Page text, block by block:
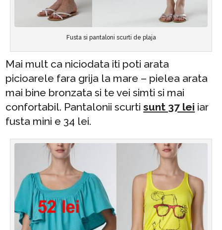
Fusta si pantaloni scurti de plaja
Mai mult ca niciodata iti poti arata
picioarele fara grija la mare – pielea arata
mai bine bronzata si te vei simti si mai
confortabil. Pantalonii scurtisunt 37 lei iar
fusta mini e 34 lei.